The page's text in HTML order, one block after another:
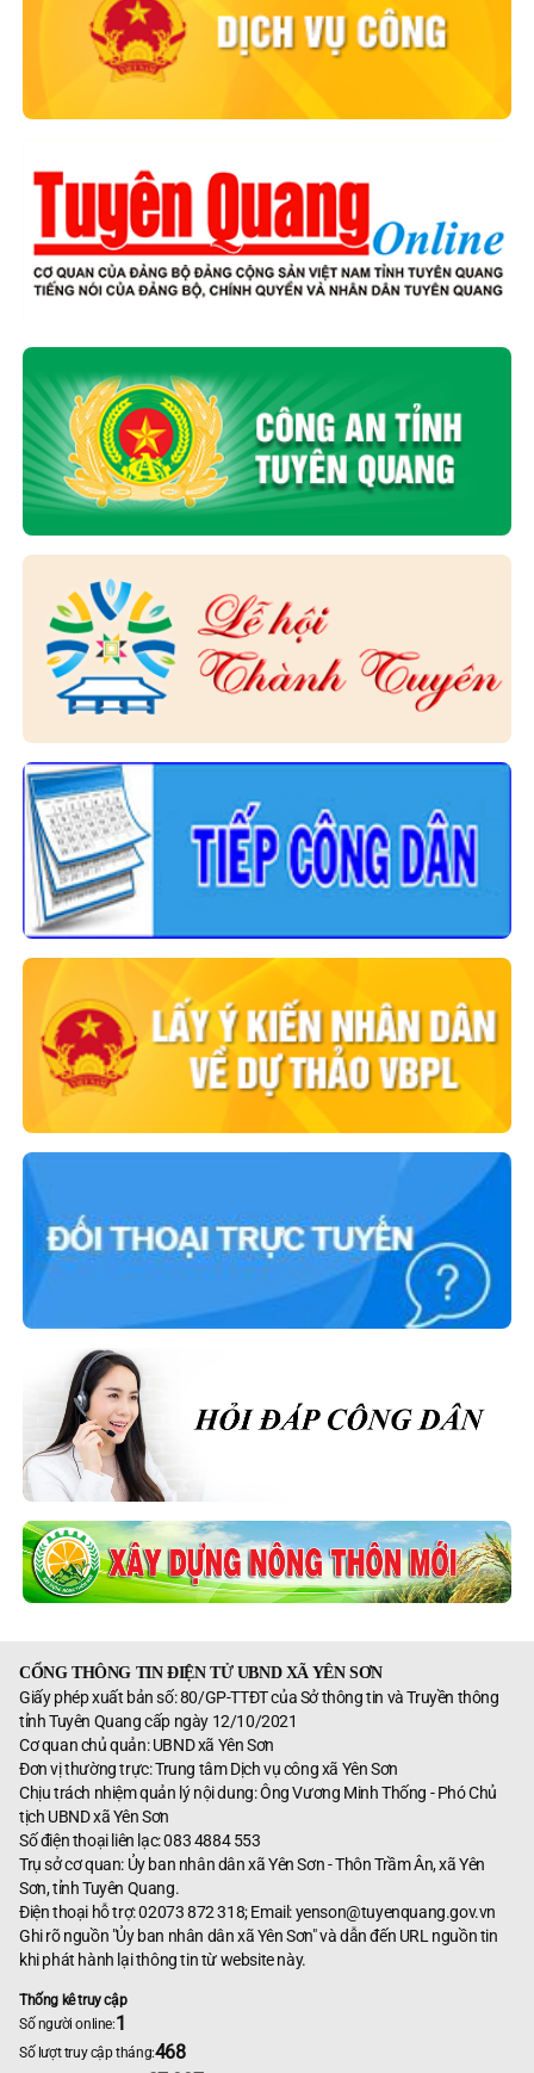
CỔNG THÔNG TIN ĐIỆN TỬ UBND XÃ YÊN SƠN
Giấy phép xuất bản số: 80/GP-TTĐT của Sở thông tin và Truyền thông
tỉnh Tuyên Quang cấp ngày 12/10/2021
Cơ quan chủ quản: UBND xã Yên Sơn
Đơn vị thường trực: Trung tâm Dịch vụ công xã Yên Sơn
Chịu trách nhiệm quản lý nội dung: Ông Vương Minh Thống - Phó Chủ
tịch UBND xã Yên Sơn
Số điện thoại liên lạc: 083 4884 553
Trụ sở cơ quan: Ủy ban nhân dân xã Yên Sơn - Thôn Trầm Ân, xã Yên
Sơn, tỉnh Tuyên Quang.
Điện thoại hỗ trợ: 02073 872 318; Email: yenson@tuyenquang.gov.vn
Ghi rõ nguồn "Ủy ban nhân dân xã Yên Sơn" và dẫn đến URL nguồn tin
khi phát hành lại thông tin từ website này.
Thống kê truy cập
Số người online:1
Số lượt truy cập tháng:468